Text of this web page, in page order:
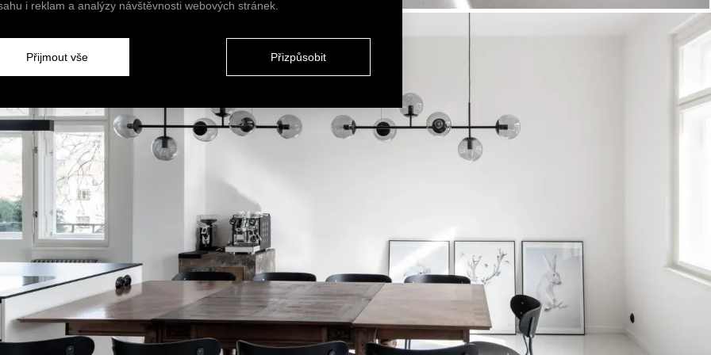
i reklam a analýzy návštěvnosti webových stránek.
Přijmout vše Přizpůsobit